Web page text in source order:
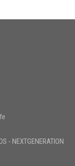
- NEXTGENERATION